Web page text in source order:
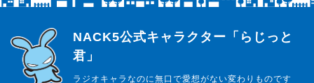
らじっと君
NACK5公式キャラクター「らじっと
君」
ラジオキャラなのに無口で愛想がない変わりものです